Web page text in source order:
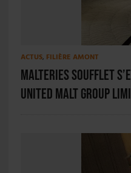
ACTUS, FILIÈRE AMONT
Malteries Soufflet
United Malt Group